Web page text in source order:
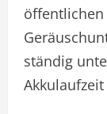
ständig